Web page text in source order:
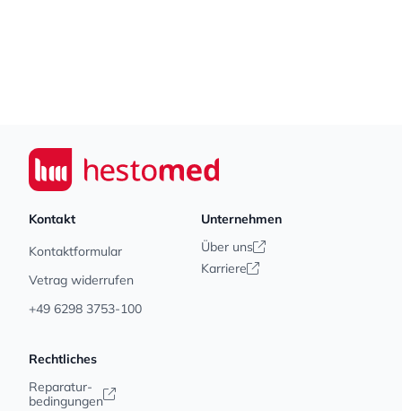
Seiwert GmbH
Kontakt
Kontaktformular
Vetrag widerrufen
+49 6298 3753-100
Unternehmen
Über uns
Karriere
Rechtliches
Reparatur-
bedingungen